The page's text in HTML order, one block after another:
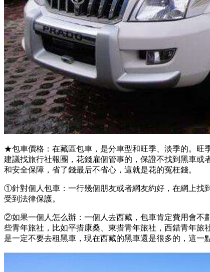
★包車價格：在藏區包車，是分車型和旺季、淡季的。旺
建議找旅行社報團，花錢雇個管事的，保證不找到黑車
和安全保障，省了錢最后不省心，這就是花的冤枉錢。
①針對個人包車：一行幾個朋友或者網友約好，在網上找
受到法律保護。
②如果一個人怎么辦：一個人去西藏，包車肯定費用會不
些青年旅社，比如平措康桑、東措青年旅社，西錯青年
是一定不要去租黑車，現在西藏的黑車還是很多的，這一